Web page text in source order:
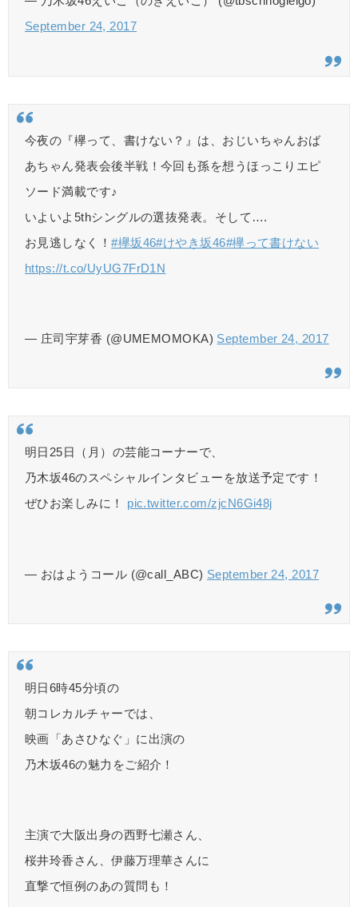
September 24, 2017
今夜の『欅って、書けない？』は、おじいちゃんおば
あちゃん発表会後半戦！今回も孫を想うほっこりエピ
ソード満載です♪
いよいよ5thシングルの選抜発表。そして….
お見逃しなく！#欅坂46#けやき坂46#欅って書けない
https://t.co/UyUG7FrD1N
— 庄司宇芽香 (@UMEMOMOKA) September 24, 2017
明日25日（月）の芸能コーナーで、
乃木坂46のスペシャルインタビューを放送予定です！
ぜひお楽しみに！ pic.twitter.com/zjcN6Gi48j
— おはようコール (@call_ABC) September 24, 2017
明日6時45分頃の
朝コレカルチャーでは、
映画「あさひなぐ」に出演の
乃木坂46の魅力をご紹介！
主演で大阪出身の西野七瀬さん、
桜井玲香さん、伊藤万理華さんに
直撃で恒例のあの質問も！